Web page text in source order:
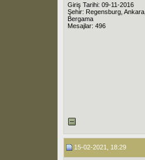
Giriş Tarihi: 09-11-2016
Şehir: Regensburg, Ankara,
Bergama
Mesajlar: 496
15-02-2021, 18:29